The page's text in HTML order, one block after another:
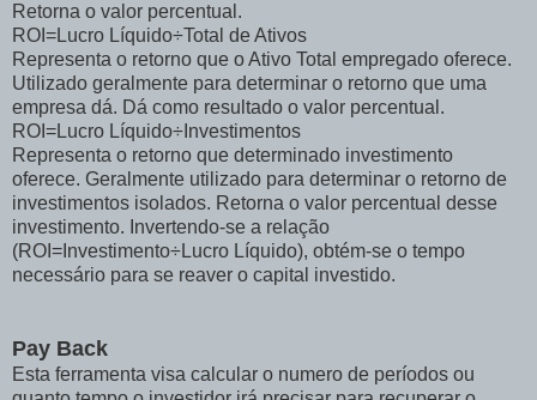
Retorna o valor percentual.
ROI=Lucro Líquido÷Total de Ativos
Representa o retorno que o Ativo Total empregado oferece.
Utilizado geralmente para determinar o retorno que uma
empresa dá. Dá como resultado o valor percentual.
ROI=Lucro Líquido÷Investimentos
Representa o retorno que determinado investimento
oferece. Geralmente utilizado para determinar o retorno de
investimentos isolados. Retorna o valor percentual desse
investimento. Invertendo-se a relação
(ROI=Investimento÷Lucro Líquido), obtém-se o tempo
necessário para se reaver o capital investido.
Pay Back
Esta ferramenta visa calcular o numero de períodos ou